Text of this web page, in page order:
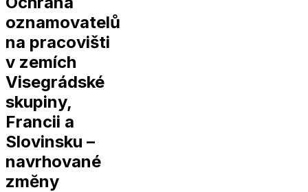
oznamovatelů
na pracovišti
v zemích
Visegrádské
skupiny,
Francii a
Slovinsku –
navrhované
zmĕny